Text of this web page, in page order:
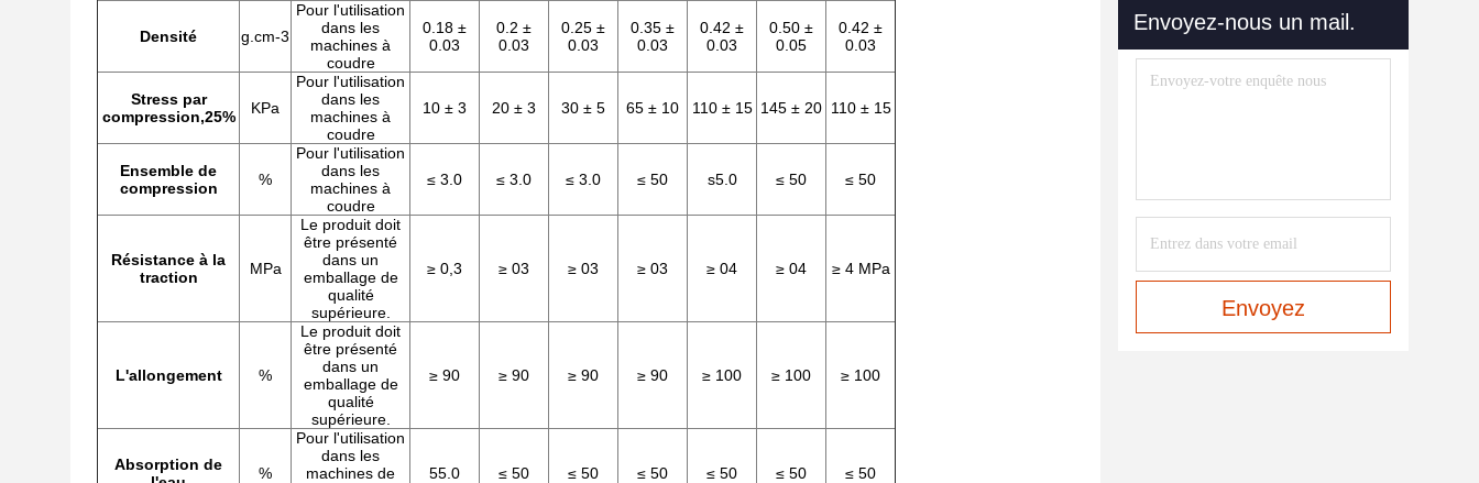
Densité g.cm-3
Pour l'utilisation
dans les
machines à
coudre
0.18 ±
0.03
0.2 ±
0.03
0.25 ±
0.03
0.35 ±
0.03
0.42 ±
0.03
0.50 ±
0.05
0.42 ±
0.03
Stress par
compression,25%
KPa
Pour l'utilisation
dans les
machines à
coudre
10 ± 3 20 ± 3 30 ± 5 65 ± 10 110 ± 15 145 ± 20 110 ± 15
Ensemble de
compression
%
Pour l'utilisation
dans les
machines à
coudre
≤ 3.0 ≤ 3.0 ≤ 3.0 ≤ 50 s5.0 ≤ 50 ≤ 50
Résistance à la
traction
MPa
Le produit doit
être présenté
dans un
emballage de
qualité
supérieure.
≥ 0,3 ≥ 03 ≥ 03 ≥ 03 ≥ 04 ≥ 04 ≥ 4 MPa
L'allongement %
Le produit doit
être présenté
dans un
emballage de
qualité
supérieure.
≥ 90 ≥ 90 ≥ 90 ≥ 90 ≥ 100 ≥ 100 ≥ 100
Absorption de
%
Pour l'utilisation
dans les
machines de
55.0 ≤ 50 ≤ 50 ≤ 50 ≤ 50 ≤ 50 ≤ 50
Envoyez-nous un mail.
Envoyez